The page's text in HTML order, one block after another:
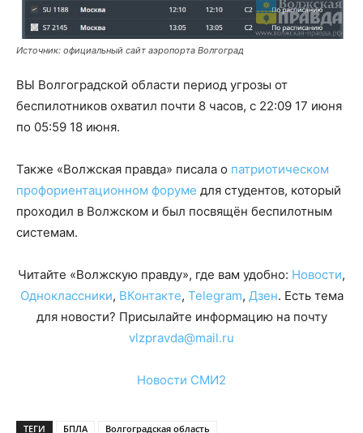
Источник: официальный сайт аэропорта Волгоград
ВЫ Волгоградской области период угрозы от
беспилотников охватил почти 8 часов, с 22:09 17 июня
по 05:59 18 июня.
Также «Волжская правда» писала о патриотическом
профориентационном форуме для студентов, который
проходил в Волжском и был посвящён беспилотным
системам.
Читайте «Волжскую правду», где вам удобно: Новости,
Одноклассники, ВКонтакте, Telegram, Дзен. Есть тема
для новости? Присылайте информацию на почту
vlzpravda@mail.ru
Новости СМИ2
ТЕГИ БПЛА Волгоградская область